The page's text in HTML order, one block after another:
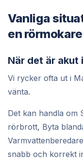
Vanliga
en
När det är akut
Vi rycker ofta ut i
vänta.
Det kan handla om
rörbrott, Byta
snabb och korrekt